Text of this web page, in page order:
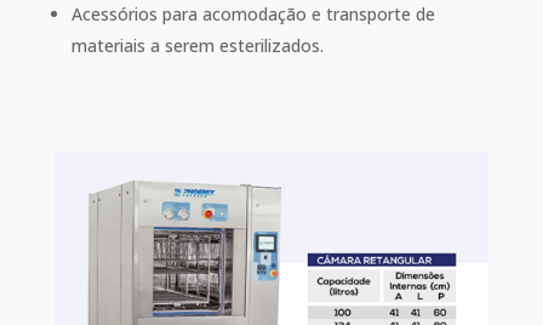
Acessórios para acomodação e transporte de
materiais a serem esterilizados.